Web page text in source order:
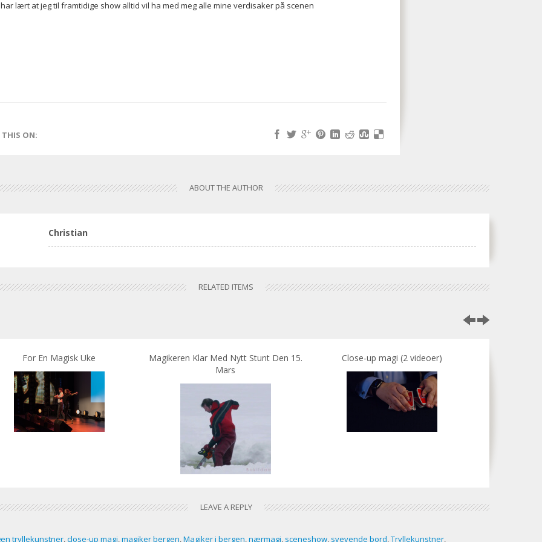
har lært at jeg til framtidige show alltid vil ha med meg alle mine verdisaker på scenen
THIS ON:
ABOUT THE AUTHOR
Christian
RELATED ITEMS
For En Magisk Uke
Magikeren Klar Med Nytt Stunt Den 15.
Mars
Close-up magi (2 videoer)
LEAVE A REPLY
tryllekunstner,close-up magi,magiker bergen,Magiker i bergen,nærmagi, sceneshow, svevende bord,Tryllekunstner,